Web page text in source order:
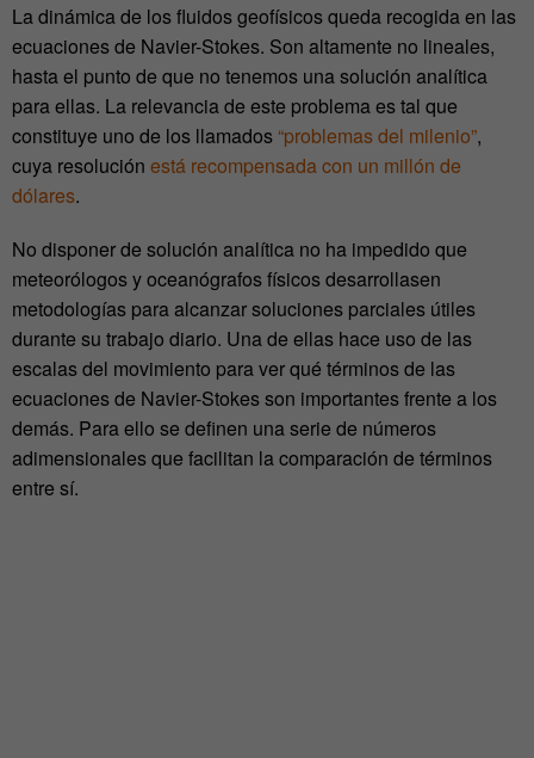
La dinámica de los fluidos geofísicos queda recogida en las
ecuaciones de Navier-Stokes. Son altamente no lineales,
hasta el punto de que no tenemos una solución analítica
para ellas. La relevancia de este problema es tal que
constituye uno de los llamados“problemas del milenio”,
cuya resolución está recompensada con un millón de
dólares.
No disponer de solución analítica no ha impedido que
meteorólogos y oceanógrafos físicos desarrollasen
metodologías para alcanzar soluciones parciales útiles
durante su trabajo diario. Una de ellas hace uso de las
escalas del movimiento para ver qué términos de las
ecuaciones de Navier-Stokes son importantes frente a los
demás. Para ello se definen una serie de números
adimensionales que facilitan la comparación de términos
entre sí.